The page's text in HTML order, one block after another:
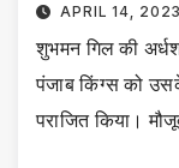
APRIL 14, 2023
शुभमन गिल की
पंजाब किंग्स को
पराजित किया।